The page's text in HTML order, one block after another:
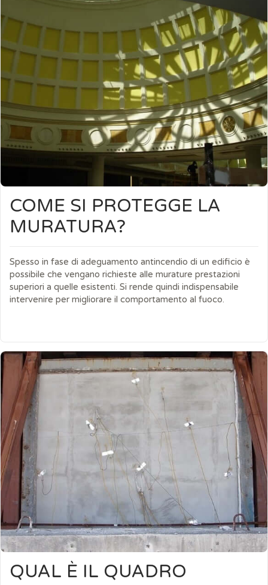
COME SI PROTEGGE LA
MURATURA?
Spesso in fase di adeguamento antincendio di un edificio è
possibile che vengano richieste alle murature prestazioni
superiori a quelle esistenti. Si rende quindi indispensabile
intervenire per migliorare il comportamento al fuoco.
QUAL È IL QUADRO